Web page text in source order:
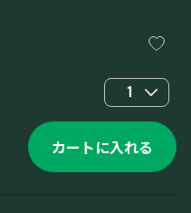
1
カートに入れる